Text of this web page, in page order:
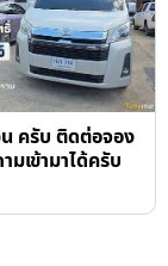
ครับ ติดต่อจอง
มเข้ามาได้ครับ